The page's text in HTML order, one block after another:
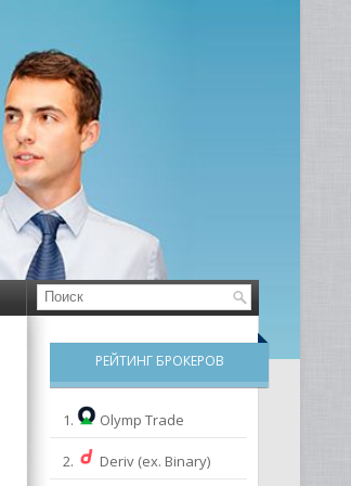
РЕЙТИНГ БРОКЕРОВ
1. Olymp Trade
2. Deriv (ex. Binary)